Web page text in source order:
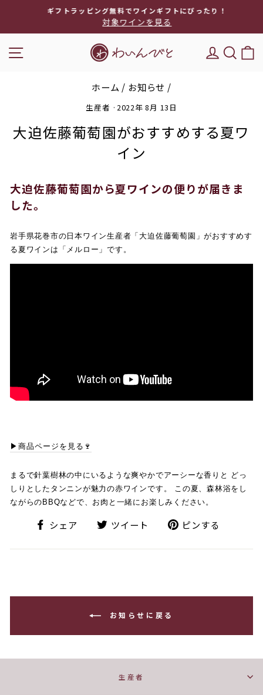
ス
イ
ョ
ー
停
ギフトラッピング無料でワインギフトにぴったり！
対象ワインを見る
キー
ホーム / お知らせ /
生産者 · 2022年 8月 13日
大迫佐藤葡萄園がおすすめする夏ワ
イン
大迫佐藤葡萄園から夏ワインの便りが届きま
した。
岩手県花巻市の日本ワイン生産者「大迫佐藤葡萄園」がおすすめす
る夏ワインは「メルロー」です。
▶商品ページを見る🍷
まるで針葉樹林の中にいるような爽やかでアーシーな香りと どっ
しりとしたタンニンが魅力の赤ワインです。 この夏、森林浴をし
ながらのBBQなどで、お肉と一緒にお楽しみください。
シェア
ア
ツイート
ー
ピンする
す
お知らせに戻る
生産者